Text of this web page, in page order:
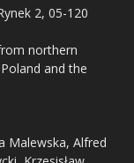
2, 05-120
northern
and the
Malewska, Alfred